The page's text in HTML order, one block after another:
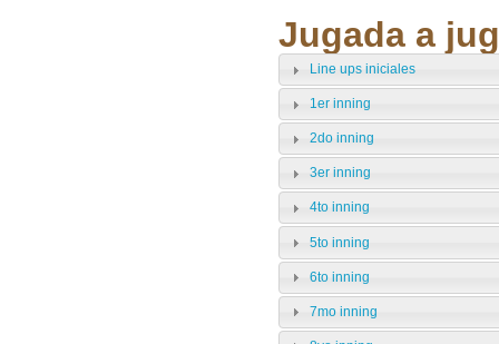
Jugada a
Line ups iniciales
1er inning
2do inning
3er inning
4to inning
5to inning
6to inning
7mo inning